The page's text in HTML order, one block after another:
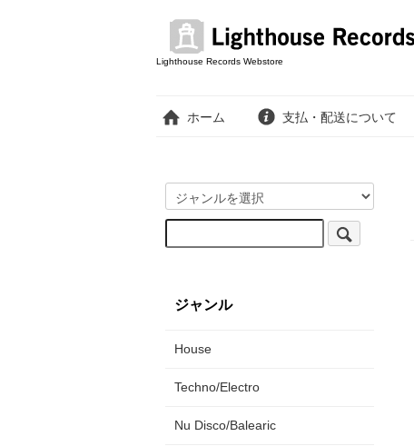
Lighthouse Records Webstore
ホーム 支払・配送について
ジャンル
House
Techno/Electro
Nu Disco/Balearic